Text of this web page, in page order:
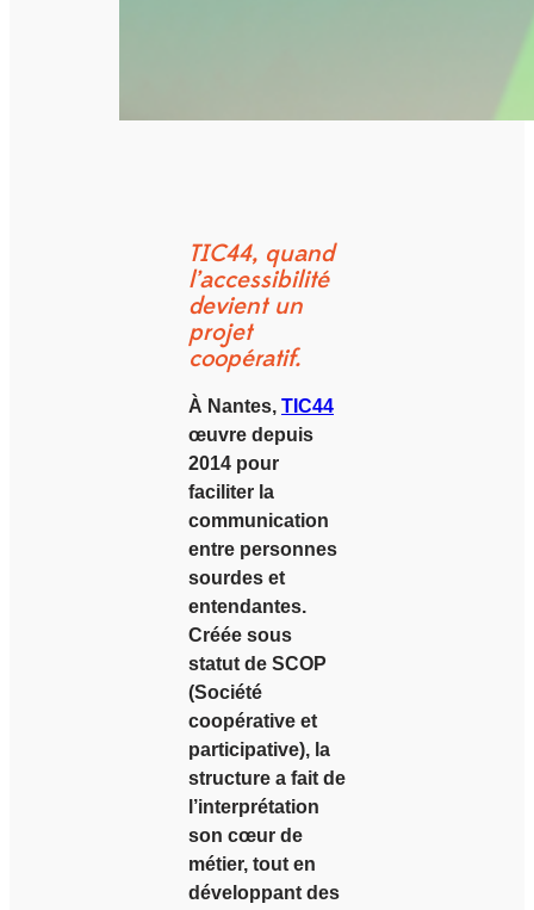
TIC44, quand
l’accessibilité
devient un
projet
coopératif.
À Nantes, TIC44
œuvre depuis
2014 pour
faciliter la
communication
entre personnes
sourdes et
entendantes.
Créée sous
statut de SCOP
(Société
coopérative et
participative), la
structure a fait de
l’interprétation
son cœur de
métier, tout en
développant des